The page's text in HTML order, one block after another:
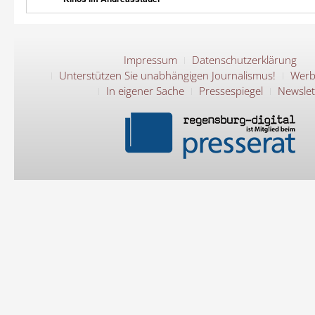
Impressum
Datenschutzerklärung
Unterstützen Sie unabhängigen Journalismus!
In eigener Sache
Pressespiegel